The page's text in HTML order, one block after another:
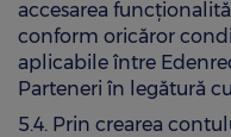
accesarea
conform oricăror
aplicabile între
Parteneri în legătură
5.4. Prin crearea